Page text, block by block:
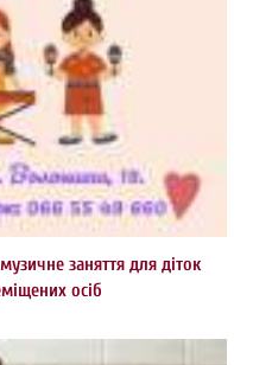
заняття для діток
осіб